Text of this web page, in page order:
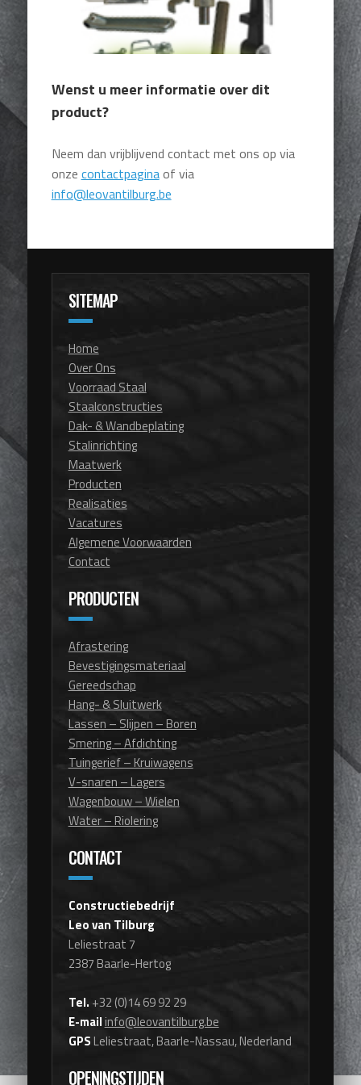
Wenst u meer informatie over dit
product?
Neem dan vrijblijvend contact met ons op via
onze contactpaginaof via
info@leovantilburg.be
SITEMAP
Home
Over Ons
Voorraad Staal
Staalconstructies
Dak- & Wandbeplating
Stalinrichting
Maatwerk
Producten
Realisaties
Vacatures
Algemene Voorwaarden
Contact
PRODUCTEN
Afrastering
Bevestigingsmateriaal
Gereedschap
Hang- & Sluitwerk
Lassen – Slijpen – Boren
Smering – Afdichting
Tuingerief – Kruiwagens
V-snaren – Lagers
Wagenbouw – Wielen
Water – Riolering
CONTACT
Constructiebedrijf
Leo van Tilburg
Leliestraat 7
2387 Baarle-Hertog
Tel. +32 (0)14 69 92 29
E-mailinfo@leovantilburg.be
GPSLeliestraat, Baarle-Nassau, Nederland
OPENINGSTIJDEN